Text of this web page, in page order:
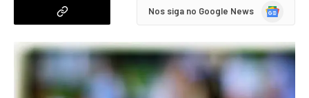
Nos siga no Google News
Google